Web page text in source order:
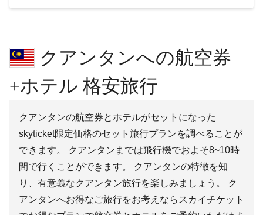
クアンタンへの航空券
+ホテル 格安旅行
クアンタンの航空券とホテルがセットになった
skyticket限定価格のセット旅行プランを調べることが
できます。 クアンタンまでは飛行機でおよそ8~10時
間で行くことができます。 クアンタンの特徴を知
り、有意義なクアンタン旅行を楽しみましょう。 ク
アンタンへお得なご旅行をお考えならスカイチケット